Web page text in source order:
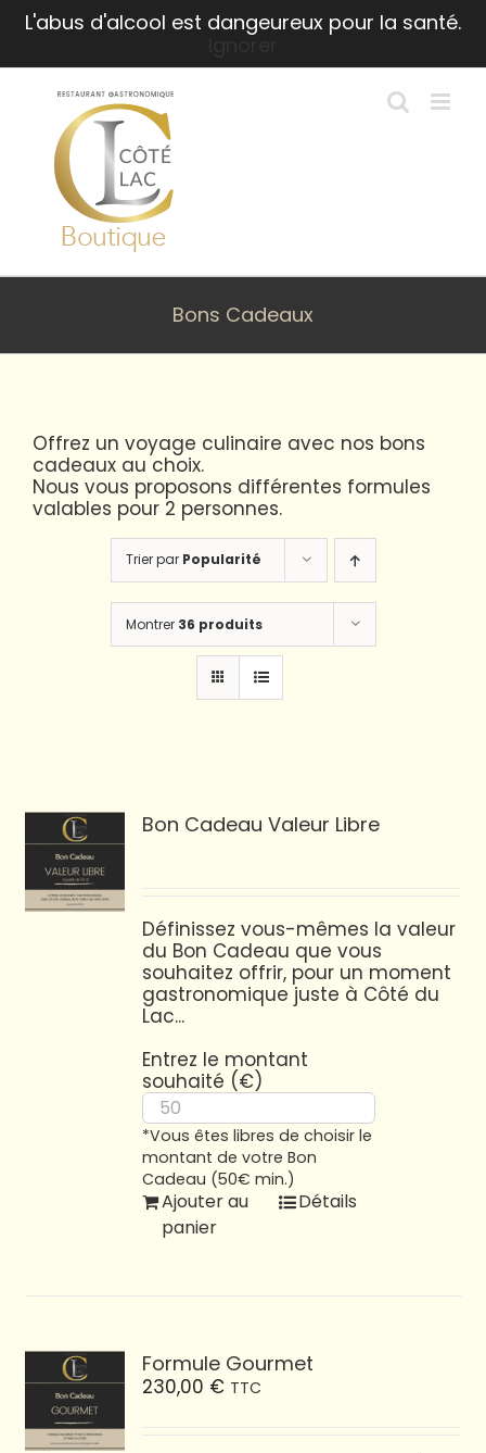
L'abus d'alcool est dangeureux pour la santé.
Passer
Bons Cadeaux
Offrez un voyage culinaire avec nos bons
cadeaux au choix.
Nous vous proposons différentes formules
valables pour 2 personnes.
Trier par Popularité
Montrer 36 produits
Bon Cadeau Valeur Libre
Définissez vous-mêmes la valeur
du Bon Cadeau que vous
souhaitez offrir, pour un moment
gastronomique juste à Côté du
Lac...
Entrez le montant
souhaité (€)
*Vous êtes libres de choisir le
montant de votre Bon
Cadeau (50€ min.)
Ajouter au
panier
Détails
Formule Gourmet
230,00 € TTC